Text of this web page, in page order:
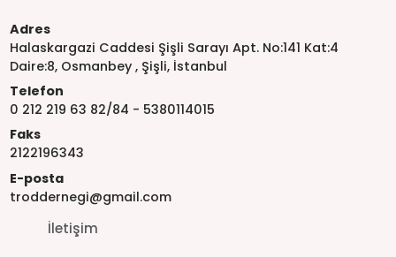
Adres
Halaskargazi Caddesi Şişli Sarayı Apt. No:141 Kat:4
Daire:8, Osmanbey , Şişli, İstanbul
Telefon
0 212 219 63 82/84 - 5380114015
Faks
2122196343
E-posta
troddernegi@gmail.com
İletişim